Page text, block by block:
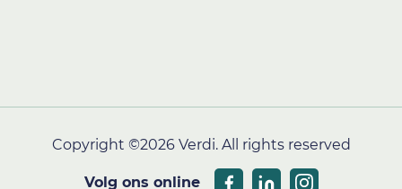
Copyright ©2026 Verdi. All rights reserved
Volg ons online